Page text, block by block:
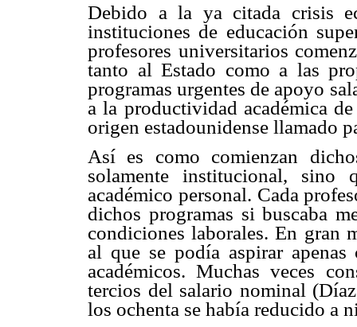
Debido a la ya citada crisis
instituciones de educación
profesores universitarios
tanto al Estado como a las
programas urgentes de apoyo
a la productividad académica
origen estadounidense llamado
Así es como comienzan
solamente institucional, sino
académico personal. Cada
dichos programas si buscaba
condiciones laborales. En gran
al que se podía aspirar
académicos. Muchas veces
tercios del salario nominal
los ochenta se había reducido a